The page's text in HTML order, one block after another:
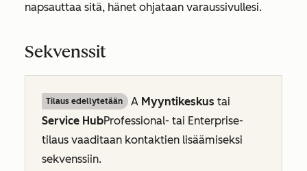
napsauttaa sitä, hänet ohjataan varaussivullesi.
Sekvenssit
Tilaus edellytetään A Myyntikeskus tai
Service HubProfessional- tai Enterprise-
tilaus vaaditaan kontaktien lisäämiseksi
sekvenssiin.